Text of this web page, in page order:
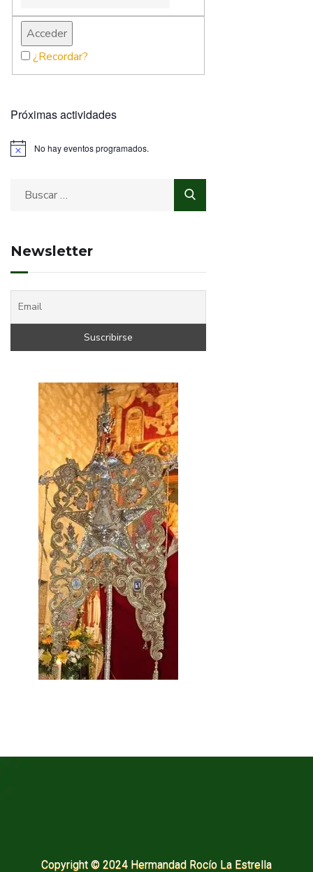
¿Recordar?
Próximas actividades
No hay eventos programados.
Newsletter
Copyright © 2024 Hermandad Rocío La Estrella